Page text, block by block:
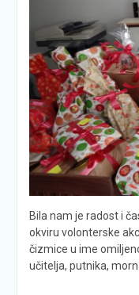
Bila nam je radost i
okviru volonterske
čizmice u ime
učitelja, putnika,